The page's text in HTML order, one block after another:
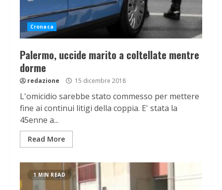
Cronaca
Palermo, uccide marito a coltellate mentre
dorme
redazione 15 dicembre 2018
L'omicidio sarebbe stato commesso per mettere
fine ai continui litigi della coppia. E' stata la
45enne a...
Read More
1 MIN READ